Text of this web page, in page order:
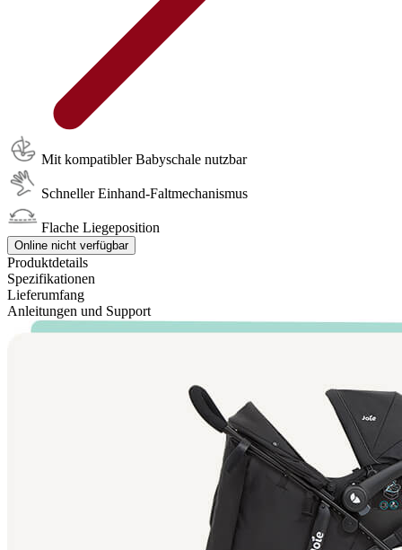
Mit kompatibler Babyschale nutzbar
Schneller Einhand-Faltmechanismus
Flache Liegeposition
Online nicht verfügbar
Produktdetails
Spezifikationen
Lieferumfang
Anleitungen und Support